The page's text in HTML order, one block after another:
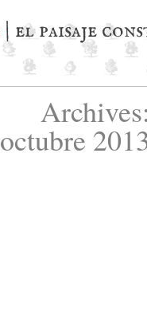
| el paisaje
Archives:
octubre